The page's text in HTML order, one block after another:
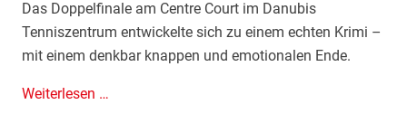
n
a
c
Das Doppelfinale am Centre Court im Danubis
Tenniszentrum entwickelte sich zu einem echten Krimi –
mit einem denkbar knappen und emotionalen Ende.
Weiterlesen …